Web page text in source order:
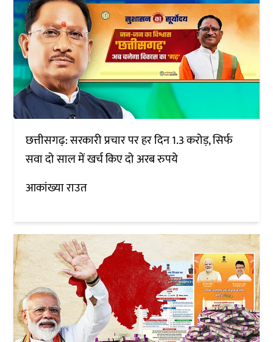
छत्तीसगढ़: सरकारी प्रचार पर हर दिन 1.3 करोड़, सिर्फ
सवा दो साल में खर्च किए दो अरब रुपये
आकांख्या राउत